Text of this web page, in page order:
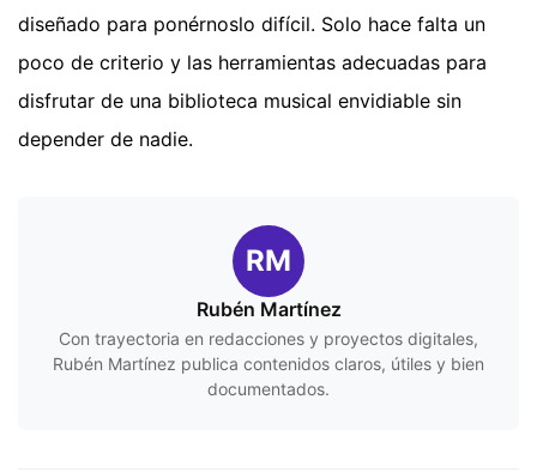
diseñado para ponérnoslo difícil. Solo hace falta un
poco de criterio y las herramientas adecuadas para
disfrutar de una biblioteca musical envidiable sin
depender de nadie.
RM
Rubén Martínez
Con trayectoria en redacciones y proyectos digitales,
Rubén Martínez publica contenidos claros, útiles y bien
documentados.